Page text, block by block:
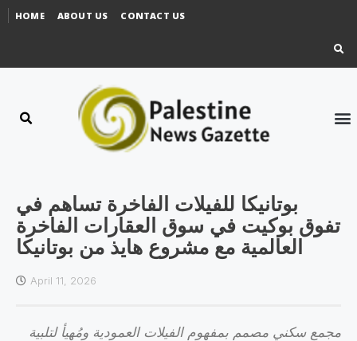
HOME ABOUT US CONTACT US
‫بوتانيكا للفيلات الفاخرة تساهم في
تفوق بوكيت في سوق العقارات الفاخرة
العالمية مع مشروع هايذ من بوتانيكا
April 11, 2026
مجمع سكني مصمم بمفهوم الفيلات العمودية ومُهيأ لتلبية